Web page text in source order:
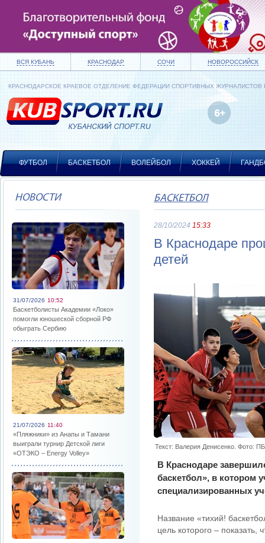
ВСЯ КУБАНЬ КРАСНОДАР СОЧИ НОВОРОССИЙСК
КРАСНОДАРСКОЕ КРАЕВОЕ ОТДЕЛЕНИЕ ФЕДЕРАЦИИ СПОРТИВНЫХ ЖУРНАЛИСТОВ
ФУТБОЛ БАСКЕТБОЛ ВОЛЕЙБОЛ ХОККЕЙ
НОВОСТИ
31/07/2026 10:52
Баскетболисты Академии «Локо»
помогли юношеской сборной РФ
обыграть Сербию
21/07/2026 11:40
«Пляжники» из Анапы и Тамани
выиграли турнир Детской лиги
«ОТЭКО – Energy Volley»
БАСКЕТБОЛ
28/10/2024 15:33
В Краснодаре
детей
Текст: Валерия Денисенко. Фото:
В Краснодаре
баскетбол», в котором
специализированных
Название «тихий!
цель которого – показать,